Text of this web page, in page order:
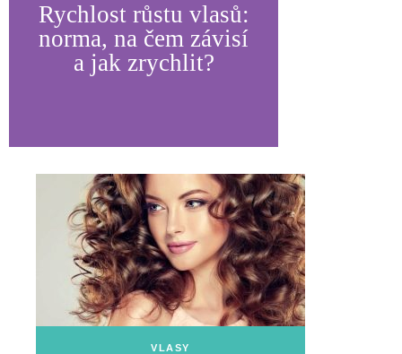
Rychlost růstu vlasů:
norma, na čem závisí
a jak zrychlit?
VLASY